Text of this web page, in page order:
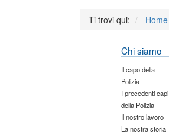
Ti trovi qui: Home
Chi siamo
Il capo della
Polizia
I precedenti capi
della Polizia
Il nostro lavoro
La nostra storia